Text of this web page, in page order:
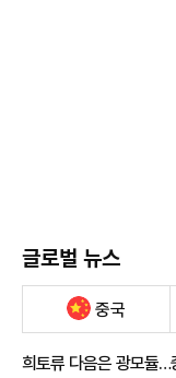
글로벌 뉴스
중국
희토류 다음은 광모듈…